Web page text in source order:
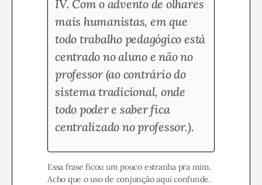
IV. Com o advento de olhares
mais humanistas, em que
todo trabalho pedagógico está
centrado no aluno e não no
professor (ao contrário do
sistema tradicional, onde
todo poder e saber fica
centralizado no professor.).
Essa frase ficou um pouco estranha pra mim.
Acho que o uso de conjunção aqui confunde.